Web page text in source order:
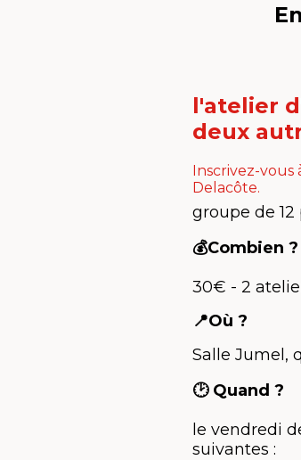
l'atelier
deux
Inscrivez-vous
Delacôte.
groupe de
💰Combien ?
30€ - 2
📍Où ?
Salle Jumel,
🕑 Quand ?
le vendredi
suivantes :